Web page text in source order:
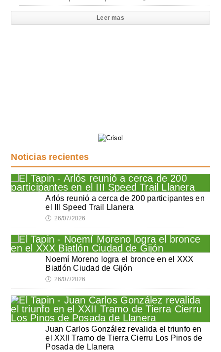
Leer mas
Noticias recientes
Arlós reunió a cerca de 200 participantes en
el III Speed Trail Llanera
🕔 26/07/2026
Noemí Moreno logra el bronce en el XXX
Biatlón Ciudad de Gijón
🕔 26/07/2026
Juan Carlos González revalida el triunfo en
el XXII Tramo de Tierra Cierru Los Pinos de
Posada de Llanera